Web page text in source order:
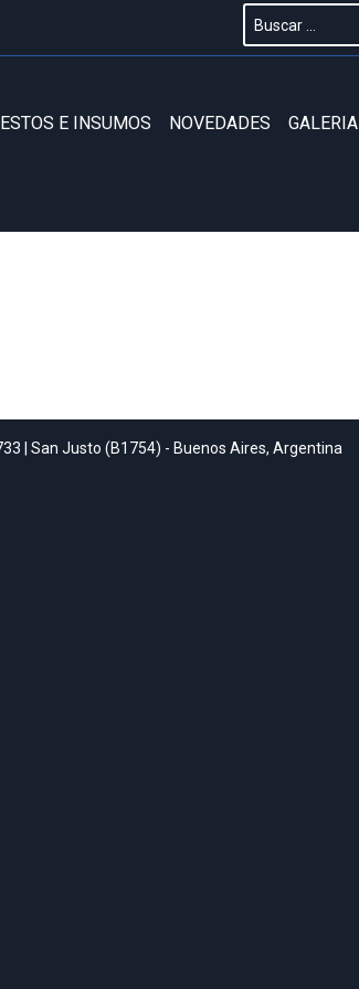
E INSUMOS NOVEDADES GALERIA
| San Justo (B1754) - Buenos Aires, Argentina